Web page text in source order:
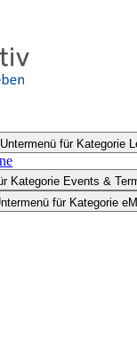
Untermenü für Kategorie
Kategorie Events &
für Kategorie